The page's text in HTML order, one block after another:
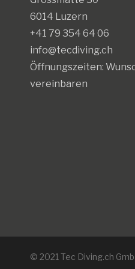
6014 Luzern
+41 79 354 64 06
info@tecdiving.ch
Öffnungszeiten:
vereinbaren
© 2021 Tec Diving.ch